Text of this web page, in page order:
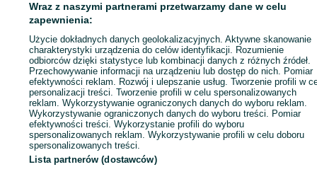
Zadzwoń / SMS Wyślij wiadomość
Wraz z naszymi partnerami przetwarzamy dane w celu
zapewnienia:
Użycie dokładnych danych geolokalizacyjnych. Aktywne skanowanie
charakterystyki urządzenia do celów identyfikacji. Rozumienie
odbiorców dzięki statystyce lub kombinacji danych z różnych źródeł.
Przechowywanie informacji na urządzeniu lub dostęp do nich. Pomiar
efektywności reklam. Rozwój i ulepszanie usług. Tworzenie profili w
personalizacji treści. Tworzenie profili w celu spersonalizowanych
reklam. Wykorzystywanie ograniczonych danych do wyboru reklam.
Wykorzystywanie ograniczonych danych do wyboru treści. Pomiar
efektywności treści. Wykorzystanie profili do wyboru
spersonalizowanych reklam. Wykorzystywanie profili w celu doboru
spersonalizowanych treści.
Lista partnerów (dostawców)